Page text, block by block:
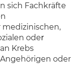
sich Fachkräfte
medizinischen,
oder
Krebs
oder